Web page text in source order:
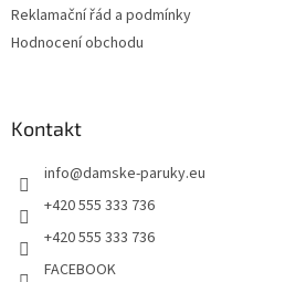
Reklamační řád a podmínky
Hodnocení obchodu
Kontakt
info@damske-paruky.eu
+420 555 333 736
+420 555 333 736
FACEBOOK